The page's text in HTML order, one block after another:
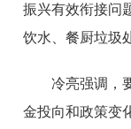
振兴有效衔接问
饮水、餐厨垃圾
冷亮强调，
金投向和政策变